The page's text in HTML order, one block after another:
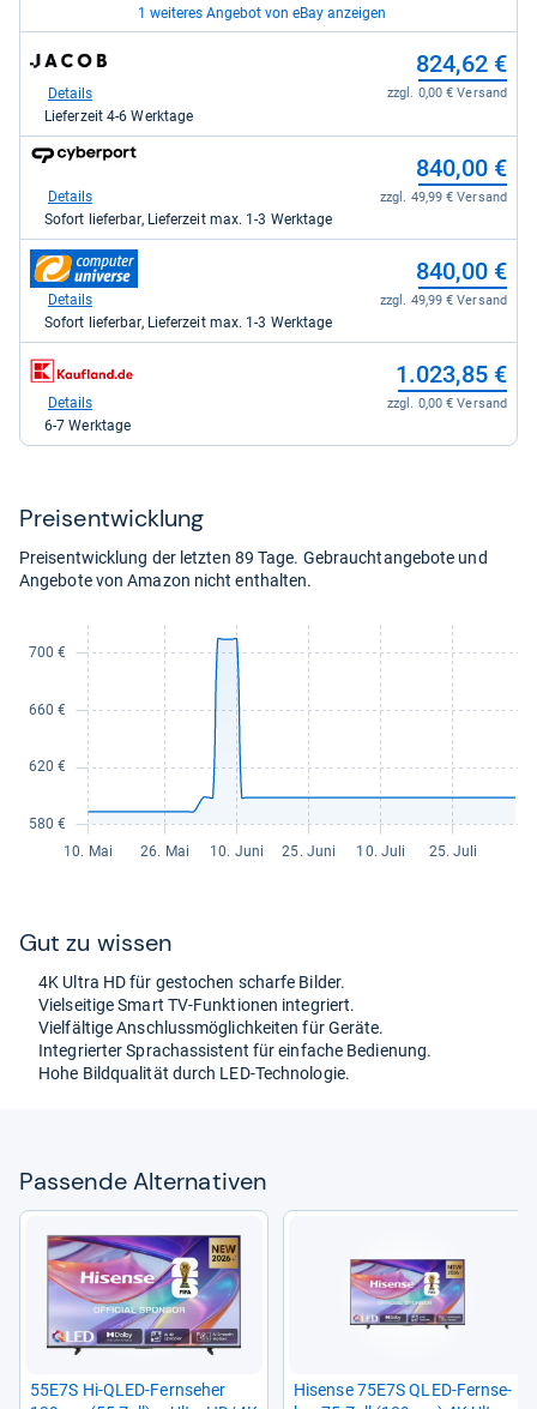
kaufen.
1 weiteres Angebot von eBay anzeigen
zum
Shop:
eBay
875,76
kaufen.
875,76 €
zzgl. 0,00 € Versand
Details
Auf Lager
zum
Shop:
Jacob
direkt
für
kaufen.
824,62 €
zzgl. 0,00 € Versand
Details
Lieferzeit 4-6 Werktage
zum
Cyberport
840,00
kaufen.
840,00 €
zzgl. 49,99 € Versand
Details
Sofort lieferbar, Lieferzeit max. 1-3 Werktage
zum
Shop:
computeruniverse.net
kaufen.
840,00 €
zzgl. 49,99 € Versand
Details
Sofort lieferbar, Lieferzeit max. 1-3 Werktage
zum
Shop:
Kaufland
1.023,85 €
zzgl. 0,00 € Versand
Details
6-7 Werktage
Preis­ent­wick­lung
Preisentwicklung der letzten 89 Tage. Gebrauchtangebote und
Angebote von Amazon nicht enthalten.
Gut zu wis­sen
4K Ultra HD für gesto­chen scharfe Bil­der.
Viel­sei­tige Smart TV-​Funk­tio­nen inte­griert.
Viel­fäl­tige Anschluss­mög­lich­kei­ten für Geräte.
Inte­grier­ter Sprachas­sis­tent für ein­fa­che Bedie­nung.
Hohe Bild­qua­li­tät durch LED-​Tech­no­lo­gie.
Pas­sende Alter­na­ti­ven
55E7S Hi-​QLED-​Fern­se­her
Hisense 75E7S QLED-​Fern­se­